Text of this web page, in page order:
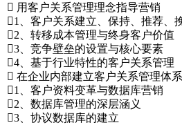
 用客户关系管理理念指导营销
1、客户关系建立、保持、推荐、
2、转移成本管理与终身客户价值
3、竞争壁垒的设置与核心要素
4、基于行业特性的客户关系管理
 在企业内部建立客户关系管理体系
1、客户资料变革与数据库营销
2、数据库管理的深层涵义
3、协议数据库的建立